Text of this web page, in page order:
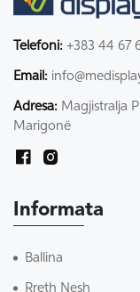
Telefoni: +383 44 67
Email:
Adresa: Magjistralja
Marigonë
Informata
Ballina
Rreth Nesh